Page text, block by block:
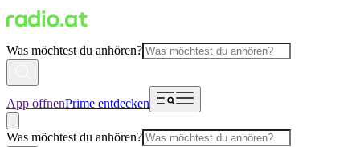
Was möchtest du anhören?
App öffnenPrime entdecken
Was möchtest du anhören?